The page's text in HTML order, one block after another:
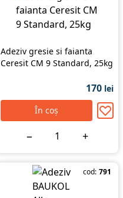
Adeziv gresie si faianta
Ceresit CM 9 Standard, 25kg
170 lei
În coș
− +
cod: 791